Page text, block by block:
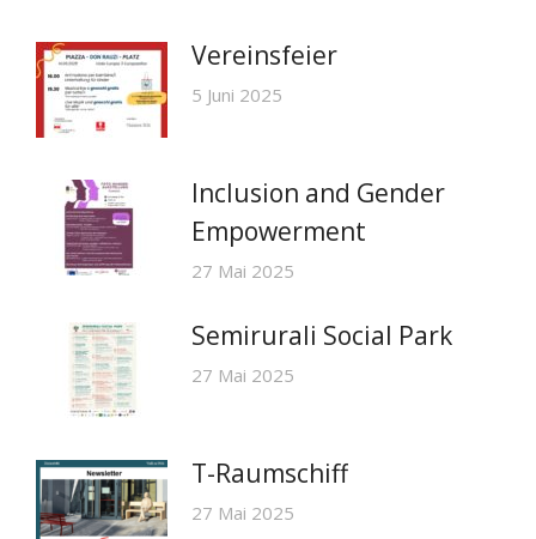
Vereinsfeier
5 Juni 2025
Inclusion and Gender
Empowerment
27 Mai 2025
Semirurali Social Park
27 Mai 2025
T-Raumschiff
27 Mai 2025